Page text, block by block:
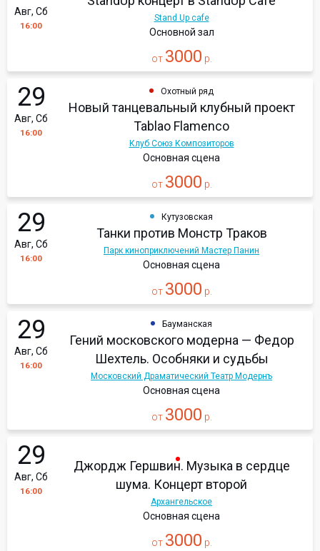
Авг, Сб
16:00
Stand Up cafe
Основной зал
от 3000 р.
29
Авг, Сб
16:00
Охотный ряд
Новый танцевальный клубный проект
Tablao Flamenсo
Клуб Союз Композиторов
Основная сцена
от 3000 р.
29
Авг, Сб
16:00
Кутузовская
Танки против Монстр Траков
Парк киноприключений Мастер Панин
Основная сцена
от 3000 р.
29
Авг, Сб
16:00
Бауманская
Гений московского модерна — Федор
Шехтель. Особняки и судьбы
Московский Драматический Театр Модернъ
Основная сцена
от 3000 р.
29
Авг, Сб
16:00
Джордж Гершвин. Музыка в сердце
шума. Концерт второй
Архангельское
Основная сцена
от 3000 р.